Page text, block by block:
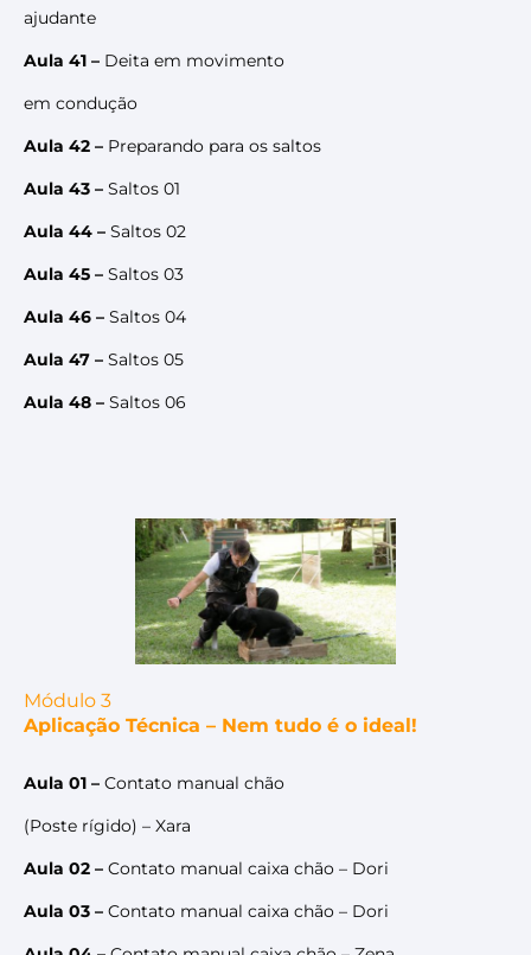
ajudante
Aula 41 – Deita em movimento
em condução
Aula 42 – Preparando para os saltos
Aula 43 – Saltos 01
Aula 44 – Saltos 02
Aula 45 – Saltos 03
Aula 46 – Saltos 04
Aula 47 – Saltos 05
Aula 48 – Saltos 06
Módulo 3
Aplicação Técnica – Nem tudo é o ideal!
Aula 01 – Contato manual chão
(Poste rígido) – Xara
Aula 02 – Contato manual caixa chão – Dori
Aula 03 – Contato manual caixa chão – Dori